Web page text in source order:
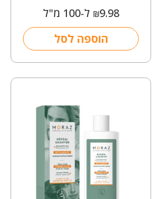
₪9.98 ל-100 מ"ל
הוספה לסל